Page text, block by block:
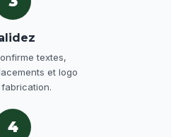
textes,
et logo
4